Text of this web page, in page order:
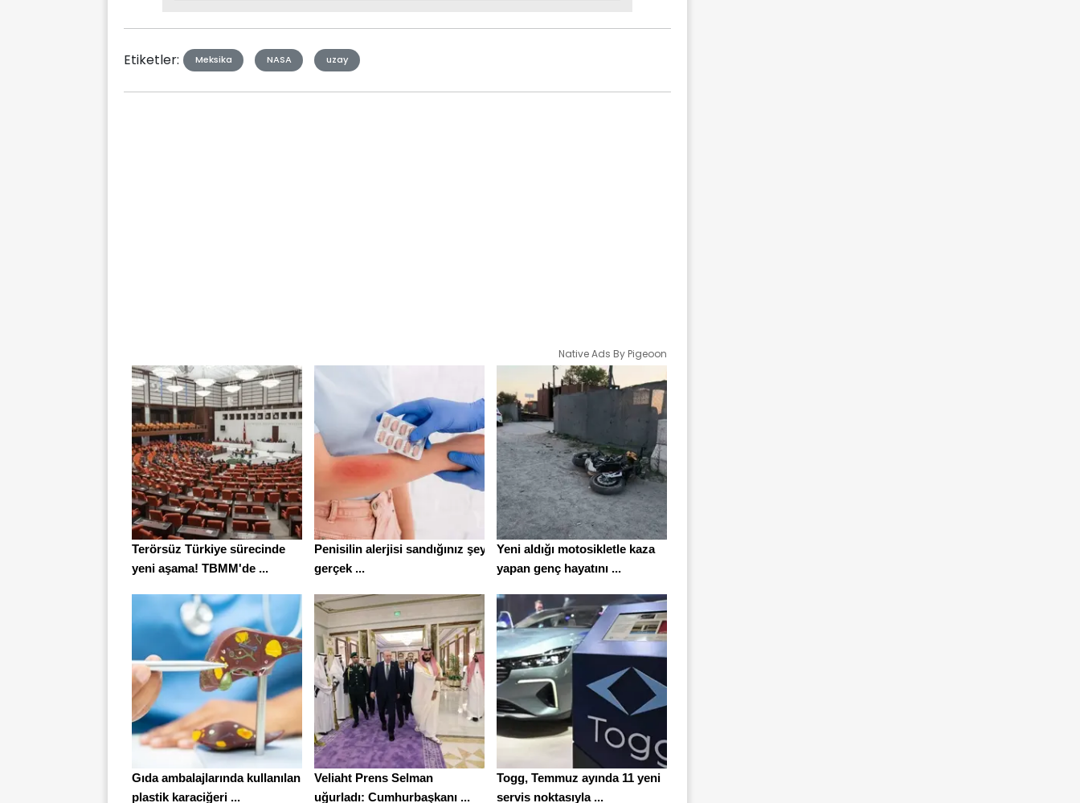
Etiketler: Meksika NASA uzay
Native Ads By Pigeoon
Terörsüz Türkiye sürecinde
yeni aşama! TBMM'de ...
Penisilin alerjisi sandığınız şey
gerçek ...
Yeni aldığı motosikletle kaza
yapan genç hayatını ...
Gıda ambalajlarında kullanılan
plastik karaciğeri ...
Veliaht Prens Selman
uğurladı: Cumhurbaşkanı ...
Togg, Temmuz ayında 11 yeni
servis noktasıyla ...